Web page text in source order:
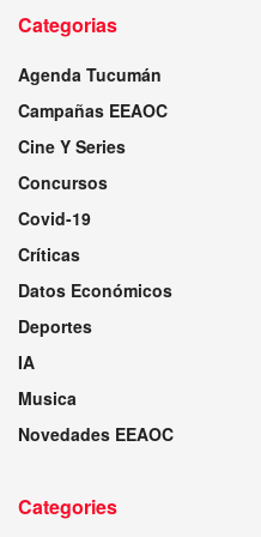
Categorias
Agenda Tucumán
Campañas EEAOC
Cine Y Series
Concursos
Covid-19
Críticas
Datos Económicos
Deportes
IA
Musica
Novedades EEAOC
Categories